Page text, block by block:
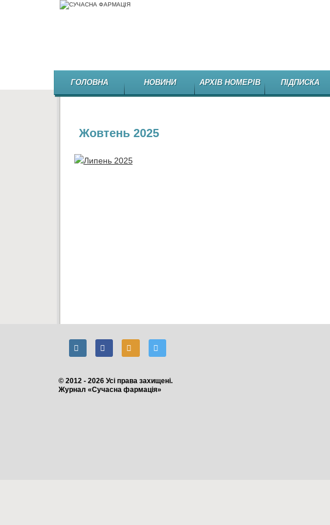
ГОЛОВНА НОВИНИ АРХІВ НОМЕРІВ ПІДПИСКА
Жовтень 2025
© 2012 - 2026 Усі права захищені.
Журнал «Сучасна фармація»